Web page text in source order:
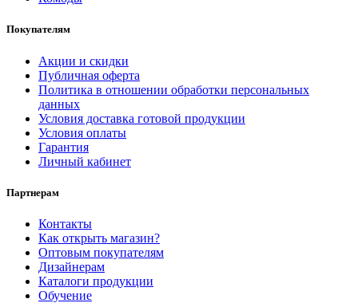
Покупателям
Акции и скидки
Публичная оферта
Политика в отношении обработки персональных
данных
Условия доставка готовой продукции
Условия оплаты
Гарантия
Личный кабинет
Партнерам
Контакты
Как открыть магазин?
Оптовым покупателям
Дизайнерам
Каталоги продукции
Обучение